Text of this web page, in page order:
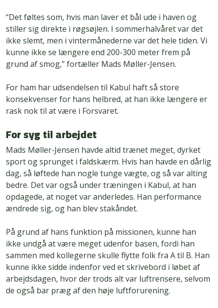
“Det føltes som, hvis man laver et bål ude i haven og
stiller sig direkte i røgsøjlen. I sommerhalvåret var det
ikke slemt, men i vintermånederne var det hele tiden. Vi
kunne ikke se længere end 200-300 meter frem på
grund af smog,” fortæller Mads Møller-Jensen.
For ham har udsendelsen til Kabul haft så store
konsekvenser for hans helbred, at han ikke længere er
rask nok til at være i Forsvaret.
For syg til arbejdet
Mads Møller-Jensen havde altid trænet meget, dyrket
sport og sprunget i faldskærm. Hvis han havde en dårlig
dag, så løftede han nogle tunge vægte, og så var alting
bedre. Det var også under træningen i Kabul, at han
opdagede, at noget var anderledes. Han performance
ændrede sig, og han blev stakåndet.
På grund af hans funktion på missionen, kunne han
ikke undgå at være meget udenfor basen, fordi han
sammen med kollegerne skulle flytte folk fra A til B. Han
kunne ikke sidde indenfor ved et skrivebord i løbet af
arbejdsdagen, hvor der trods alt var luftrensere, selvom
de også bar præg af den høje luftforurening.